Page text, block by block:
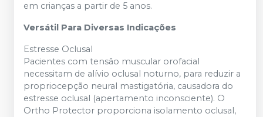
em crianças a partir de 5 anos.
Versátil Para Diversas Indicações
Estresse Oclusal
Pacientes com tensão muscular orofacial
necessitam de alívio oclusal noturno, para reduzir a
propriocepção neural mastigatória, causadora do
estresse oclusal (apertamento inconsciente). O
Ortho Protector proporciona isolamento oclusal,